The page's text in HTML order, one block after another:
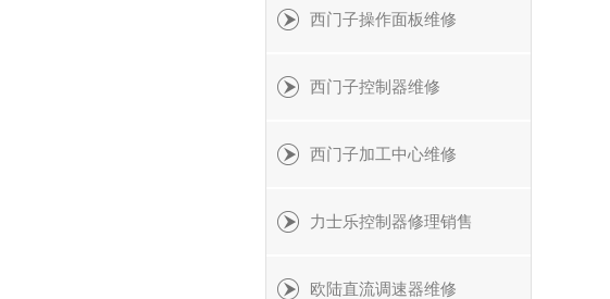
西门子操作面板维修
西门子控制器维修
西门子加工中心维修
力士乐控制器修理销售
欧陆直流调速器维修